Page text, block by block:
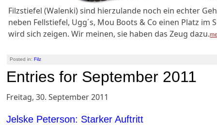
Filzstiefel (Walenki) sind hierzulande noch ein echter
neben Fellstiefel, Ugg´s, Mou Boots & Co einen Platz im
wird sich zeigen. Wir meinen, sie haben das Zeug dazu.
Posted in:Filz
Entries for September 2011
Freitag, 30. September 2011
Jelske Peterson: Starker Auftritt